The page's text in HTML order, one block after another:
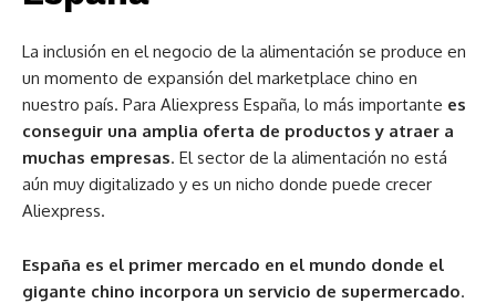
La inclusión en el negocio de la alimentación se produce en
un momento de expansión del marketplace chino en
nuestro país. Para Aliexpress España, lo más importante es
conseguir una amplia oferta de productos y atraer a
muchas empresas. El sector de la alimentación no está
aún muy digitalizado y es un nicho donde puede crecer
Aliexpress.
España es el primer mercado en el mundo donde el
gigante chino incorpora un servicio de supermercado.